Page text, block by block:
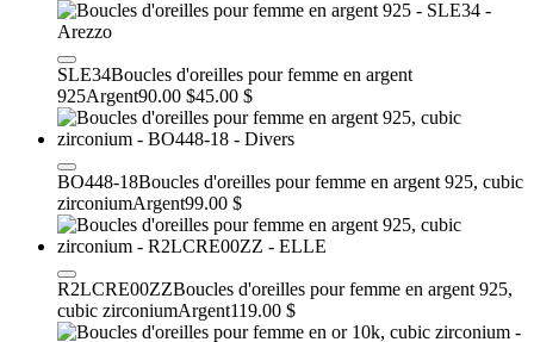
SLE34Boucles d'oreilles pour femme en argent
925Argent90.00 $45.00 $
BO448-18Boucles d'oreilles pour femme en argent 925, cubic
zirconiumArgent99.00 $
R2LCRE00ZZBoucles d'oreilles pour femme en argent 925,
cubic zirconiumArgent119.00 $